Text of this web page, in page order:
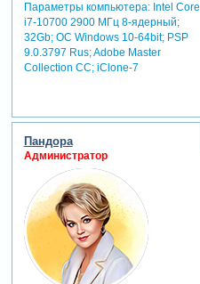
Параметры компьютера:Intel Core
i7-10700 2900 МГц 8-ядерный;
32Gb; ОС Windows 10-64bit; PSP
9.0.3797 Rus; Adobe Master
Collection СС; iClone-7
Пандора
Администратор